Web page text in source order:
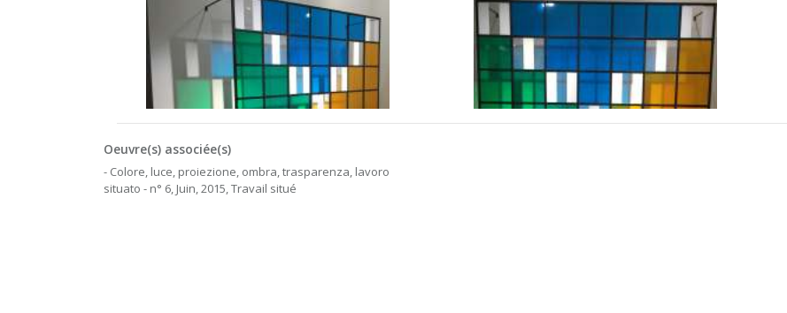
Oeuvre(s) associée(s)
- Colore, luce, proiezione, ombra, trasparenza, lavoro
situato - n° 6, Juin, 2015, Travail situé